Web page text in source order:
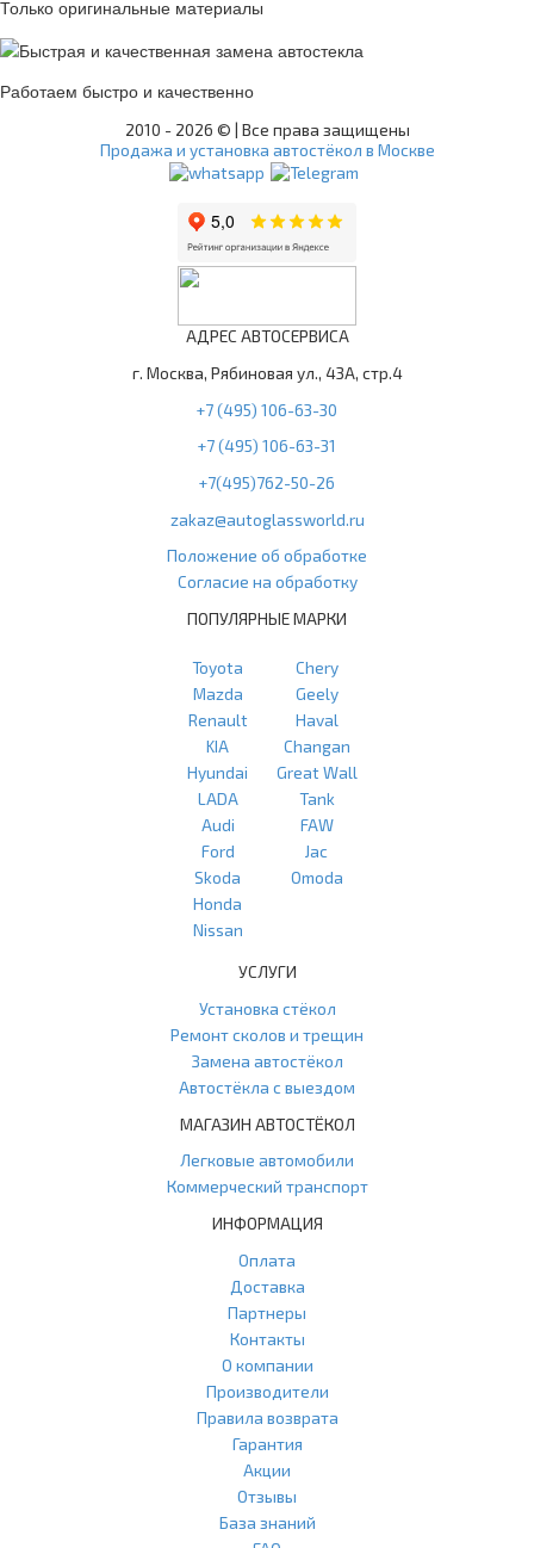
Только оригинальные материалы
Работаем быстро и качественно
2010 - 2026 © | Все права защищены
Продажа и установка автостёкол в Москве
АДРЕС АВТОСЕРВИСА
г. Москва, Рябиновая ул., 43А, стр.4
+7 (495) 106-63-30
+7 (495) 106-63-31
+7(495)762-50-26
zakaz@autoglassworld.ru
Положение об обработке
Согласие на обработку
ПОПУЛЯРНЫЕ МАРКИ
Toyota
Mazda
Renault
KIA
Hyundai
LADA
Audi
Ford
Skoda
Honda
Nissan
Chery
Geely
Haval
Changan
Great Wall
Tank
FAW
Jac
Omoda
УСЛУГИ
Установка стёкол
Ремонт сколов и трещин
Замена автостёкол
Автостёкла с выездом
МАГАЗИН АВТОСТЁКОЛ
Легковые автомобили
Коммерческий транспорт
ИНФОРМАЦИЯ
Оплата
Доставка
Партнеры
Контакты
О компании
Производители
Правила возврата
Гарантия
Акции
Отзывы
База знаний